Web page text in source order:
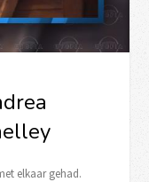
elkaar gehad.